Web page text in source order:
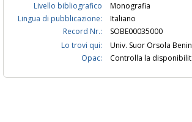
Livello bibliografico
Monografia
Lingua di pubblicazione:
Italiano
Record Nr.:
SOBE00035000
Lo trovi qui:
Univ. Suor Orsola
Opac:
Controlla la